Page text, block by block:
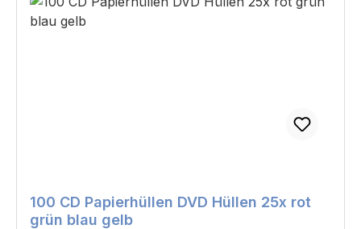
100 CD Papierhüllen DVD Hüllen 25x rot
grün blau gelb